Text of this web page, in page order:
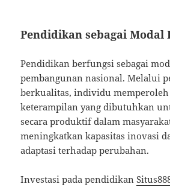
Pendidikan sebagai Modal
Pendidikan berfungsi sebagai
pembangunan nasional. Melalui
berkualitas, individu memperoleh
keterampilan yang dibutuhkan
secara produktif dalam
meningkatkan kapasitas inovasi
adaptasi terhadap perubahan.
Investasi pada pendidikan